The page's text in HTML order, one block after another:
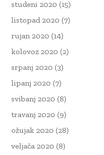
studeni 2020 (15)
listopad 2020 (7)
rujan 2020 (14)
kolovoz 2020 (2)
srpanj 2020 (3)
lipanj 2020 (7)
svibanj 2020 (8)
travanj 2020 (9)
ožujak 2020 (28)
veljača 2020 (8)